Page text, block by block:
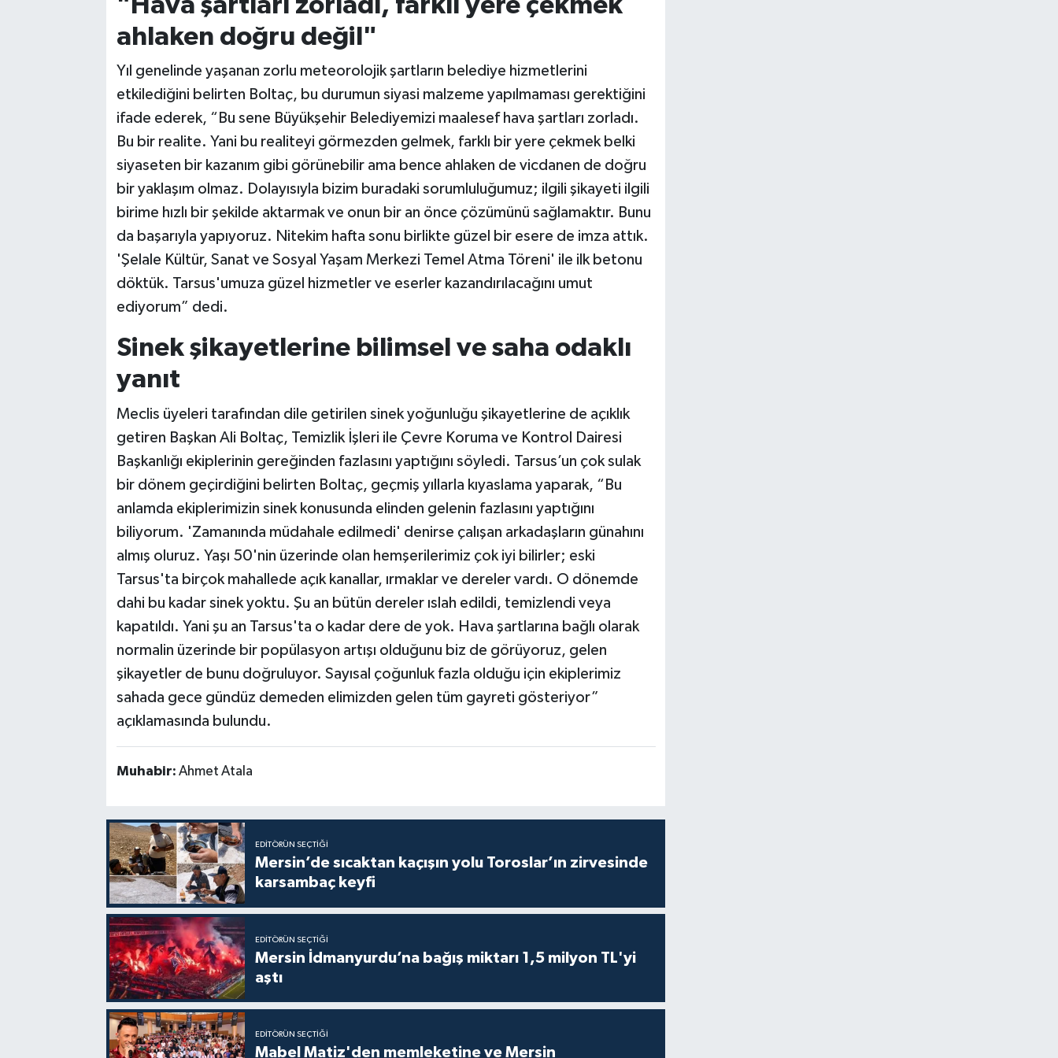
"Hava şartları zorladı, farklı yere çekmek
ahlaken doğru değil"
Yıl genelinde yaşanan zorlu meteorolojik şartların belediye hizmetlerini
etkilediğini belirten Boltaç, bu durumun siyasi malzeme yapılmaması gerektiğini
ifade ederek, “Bu sene Büyükşehir Belediyemizi maalesef hava şartları zorladı.
Bu bir realite. Yani bu realiteyi görmezden gelmek, farklı bir yere çekmek belki
siyaseten bir kazanım gibi görünebilir ama bence ahlaken de vicdanen de doğru
bir yaklaşım olmaz. Dolayısıyla bizim buradaki sorumluluğumuz; ilgili şikayeti ilgili
birime hızlı bir şekilde aktarmak ve onun bir an önce çözümünü sağlamaktır. Bunu
da başarıyla yapıyoruz. Nitekim hafta sonu birlikte güzel bir esere de imza attık.
'Şelale Kültür, Sanat ve Sosyal Yaşam Merkezi Temel Atma Töreni' ile ilk betonu
döktük. Tarsus'umuza güzel hizmetler ve eserler kazandırılacağını umut
ediyorum” dedi.
Sinek şikayetlerine bilimsel ve saha odaklı
yanıt
Meclis üyeleri tarafından dile getirilen sinek yoğunluğu şikayetlerine de açıklık
getiren Başkan Ali Boltaç, Temizlik İşleri ile Çevre Koruma ve Kontrol Dairesi
Başkanlığı ekiplerinin gereğinden fazlasını yaptığını söyledi. Tarsus’un çok sulak
bir dönem geçirdiğini belirten Boltaç, geçmiş yıllarla kıyaslama yaparak, “Bu
anlamda ekiplerimizin sinek konusunda elinden gelenin fazlasını yaptığını
biliyorum. 'Zamanında müdahale edilmedi' denirse çalışan arkadaşların günahını
almış oluruz. Yaşı 50'nin üzerinde olan hemşerilerimiz çok iyi bilirler; eski
Tarsus'ta birçok mahallede açık kanallar, ırmaklar ve dereler vardı. O dönemde
dahi bu kadar sinek yoktu. Şu an bütün dereler ıslah edildi, temizlendi veya
kapatıldı. Yani şu an Tarsus'ta o kadar dere de yok. Hava şartlarına bağlı olarak
normalin üzerinde bir popülasyon artışı olduğunu biz de görüyoruz, gelen
şikayetler de bunu doğruluyor. Sayısal çoğunluk fazla olduğu için ekiplerimiz
sahada gece gündüz demeden elimizden gelen tüm gayreti gösteriyor”
açıklamasında bulundu.
Muhabir: Ahmet Atala
EDITÖRÜN SEÇTIĞI
Mersin’de sıcaktan kaçışın yolu Toroslar’ın zirvesinde
karsambaç keyfi
EDITÖRÜN SEÇTIĞI
Mersin İdmanyurdu’na bağış miktarı 1,5 milyon TL'yi
aştı
EDITÖRÜN SEÇTIĞI
Mabel Matiz'den memleketine ve Mersin